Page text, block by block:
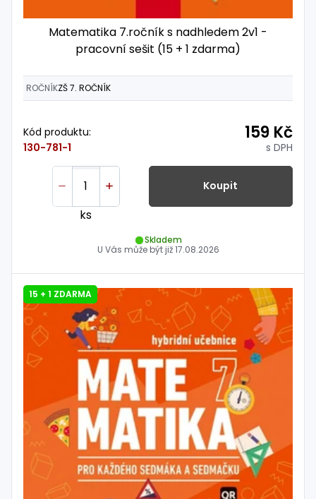
Matematika 7.ročník s nadhledem 2v1 -
pracovní sešit (15 + 1 zdarma)
ROČNÍKZŠ 7. ROČNÍK
Kód produktu:
130-781-1
159 Kč
s DPH
ks
Koupit
Skladem
U Vás může být již17.08.2026
15 + 1 ZDARMA